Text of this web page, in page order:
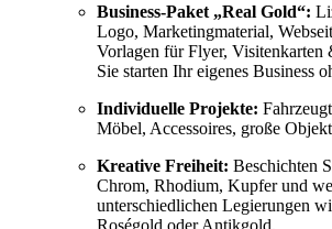
Business-Paket „Real Gold“:
Logo, Marketingmaterial,
Vorlagen für Flyer, Visitenkarten
Sie starten Ihr eigenes Business
Individuelle Projekte:
Möbel, Accessoires, große
Kreative Freiheit: Beschichten
Chrom, Rhodium, Kupfer und
unterschiedlichen Legierungen
Roségold oder Antikgold.